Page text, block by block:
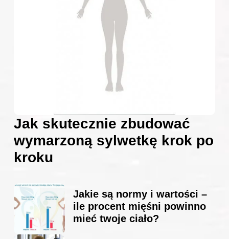
Jak skutecznie zbudować
wymarzoną sylwetkę krok po
kroku
Jakie są normy i wartości –
ile procent mięśni powinno
mieć twoje ciało?